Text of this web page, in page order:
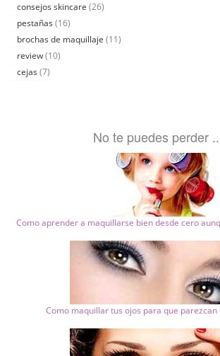
consejos skincare (26)
pestañas (16)
brochas de maquillaje (11)
review (10)
cejas (7)
No te puedes perder
Como aprender a maquillarse bien desde cero
Como maquillar tus ojos para que parezcan